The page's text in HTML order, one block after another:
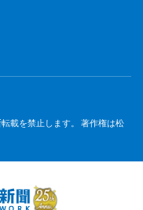
載を禁止します。 著作権は松